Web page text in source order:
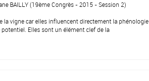
BAILLY (19ème Congrès - 2015 - Session 2)
la vigne car elles influencent directement la phénologie
Elles sont un élément clef de la